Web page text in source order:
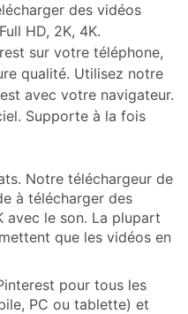
des vidéos
HD, 2K, 4K.
sur votre téléphone,
qualité. Utilisez notre
avec votre navigateur.
Supporte à la fois
Notre téléchargeur de
à télécharger des
avec le son. La plupart
que les vidéos en
pour tous les
PC ou tablette) et